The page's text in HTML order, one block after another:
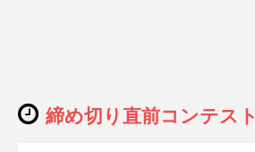
締め切り直前コンテスト